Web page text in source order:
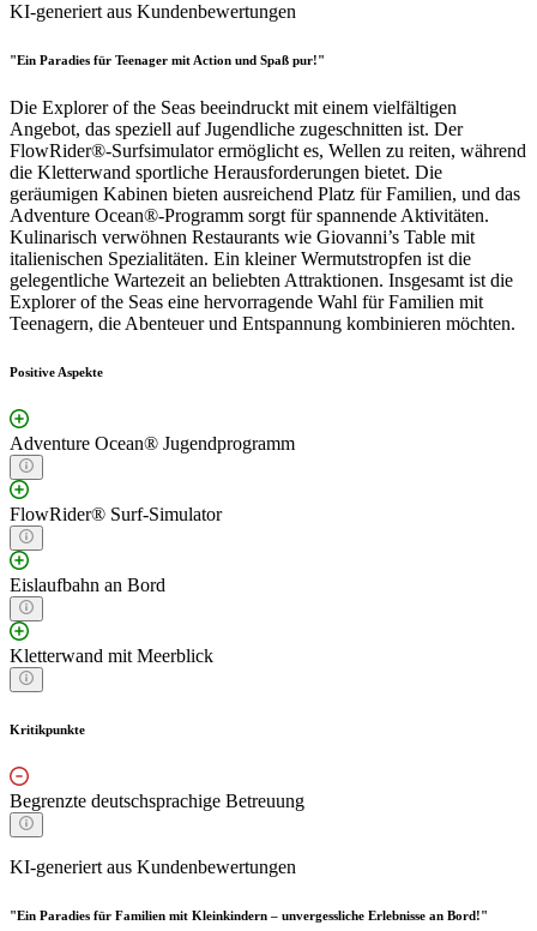
KI-generiert aus Kundenbewertungen
"Ein Paradies für Teenager mit Action und Spaß pur!"
Die Explorer of the Seas beeindruckt mit einem vielfältigen
Angebot, das speziell auf Jugendliche zugeschnitten ist. Der
FlowRider®-Surfsimulator ermöglicht es, Wellen zu reiten, während
die Kletterwand sportliche Herausforderungen bietet. Die
geräumigen Kabinen bieten ausreichend Platz für Familien, und das
Adventure Ocean®-Programm sorgt für spannende Aktivitäten.
Kulinarisch verwöhnen Restaurants wie Giovanni’s Table mit
italienischen Spezialitäten. Ein kleiner Wermutstropfen ist die
gelegentliche Wartezeit an beliebten Attraktionen. Insgesamt ist die
Explorer of the Seas eine hervorragende Wahl für Familien mit
Teenagern, die Abenteuer und Entspannung kombinieren möchten.
Positive Aspekte
Adventure Ocean® Jugendprogramm
FlowRider® Surf-Simulator
Eislaufbahn an Bord
Kletterwand mit Meerblick
Kritikpunkte
Begrenzte deutschsprachige Betreuung
KI-generiert aus Kundenbewertungen
"Ein Paradies für Familien mit Kleinkindern – unvergessliche Erlebnisse an Bord!"